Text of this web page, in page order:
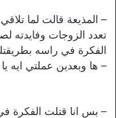
– المذيعة قالت لما
تعدد الزوجات وفايدته
الفكرة في راسه
– ها وبعدين عملتي ايه
– بس انا قتلت الفكرة